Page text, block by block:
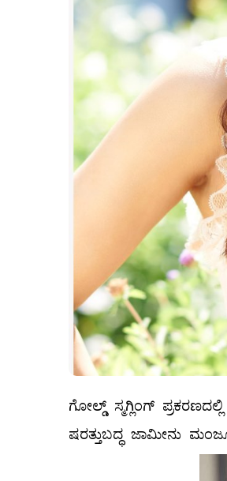
ಗೋಲ್ಡ್ ಸ್ಮಗ್ಲಿಂಗ್
ಷರತ್ತುಬದ್ಧ ಜಾಮೀನು